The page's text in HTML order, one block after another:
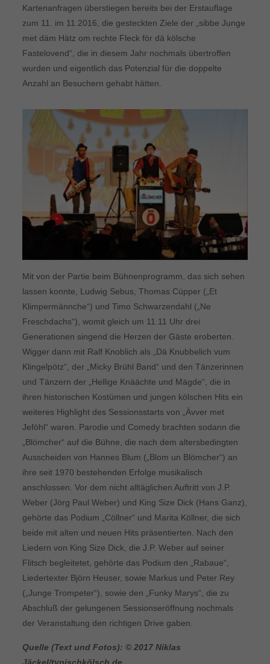
Kartenanfragen überstiegen bereits bei der Erstauflage
zum 11. im 11.2016, die gesteckten Ziele der „sibbe Junge
met däm Hätz om rechte Fleck för dä kölsche
Fastelovend“, die in diesem Jahr nochmals übertroffen
wurden und eigentlich das Potenzial für die doppelte
Anzahl an Besuchern gehabt hätten.
Mit von der Partie beim Bühnenprogramm, das sich sehen
lassen konnte, Ludwig Sebus, Thomas Cüpper („Et
Klimpermännche“) und Timo Schwarzendahl („Ne
Freschdachs“), womit gleich um 11.11 Uhr drei
Generationen singend die Herzen der Gäste eroberten.
Wigger dann mit Ralf Knoblich als „Dä Knubbelich vum
Klingelpötz“, der „Micky Brühl Band“ und den Tänzerinnen
und Tänzern der „Hellige Knäächte und Mägde“, die in
ihren historischen Kostümen und jungen kölschen Hits ein
weiteres Highlight des Sessionsstarts von „Ävver met
Jeföhl“ waren. Parodie und Comedy brachten sodann die
„Blömcher“ auf die Bühne, die nach dem altersbedingten
Ausscheiden von Hannes Blum („Blom un Blömcher“) an
ihre seit 1970 bestehenden Erfolge musikalisch
anschlossen. Vor dem nicht alltäglichen Auftritt von J.P.
Weber (Jörg Paul Weber) und King Size Dick (Hans Ganz),
gehörte das Podium „Cöllner“ und Marita Köllner, die sich
beide mit alten und neuen Hits präsentierten. Nach den
Liedern von King Size Dick, die J.P. Weber auf seiner
Flitsch begleitetet, gehörte das Podium den „Rabaue“,
Liedertexter Björn Heuser, sowie Markus und Peter Rey
(„Junge Trompeter“), sowie den „Funky Marys“, die zu
Abschluß der gelungenen Sessionseröffnung nochmals
der Veranstaltung den richtigen Drive gaben.
Quelle (Text und Fotos): © 2017 Niklas
Jäckel/typischkölsch.de